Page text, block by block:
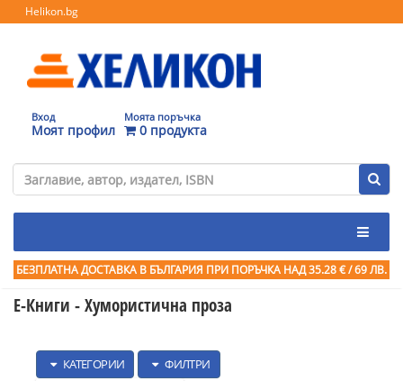
Helikon.bg
Вход
Моят профил
Моята поръчка
0 продукта
БЕЗПЛАТНА ДОСТАВКА В БЪЛГАРИЯ ПРИ ПОРЪЧКА НАД 35.28 € / 69 ЛВ.
Е-Книги - Хумористична проза
КАТЕГОРИИ ФИЛТРИ